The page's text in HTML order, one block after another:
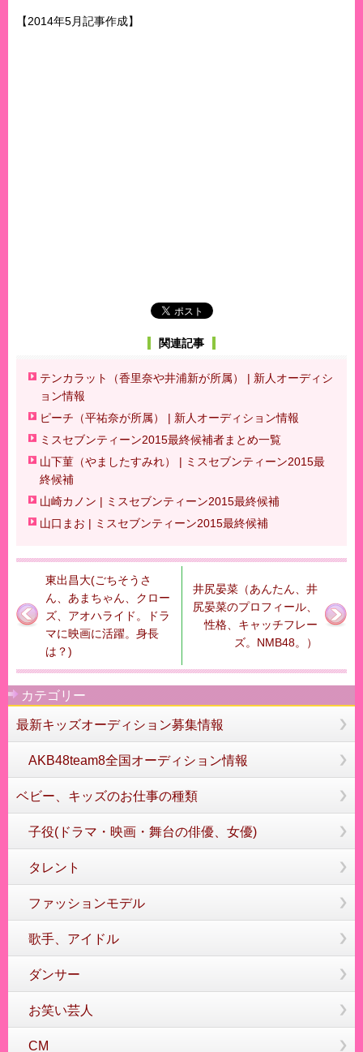
【2014年5月記事作成】
関連記事
テンカラット（香里奈や井浦新が所属） | 新人オーディシ
ョン情報
ピーチ（平祐奈が所属） | 新人オーディション情報
ミスセブンティーン2015最終候補者まとめ一覧
山下菫（やましたすみれ） | ミスセブンティーン2015最
終候補
山崎カノン | ミスセブンティーン2015最終候補
山口まお | ミスセブンティーン2015最終候補
東出昌大(ごちそうさ
ん、あまちゃん、クロー
ズ、アオハライド。ドラ
マに映画に活躍。身長
は？)
井尻晏菜（あんたん、井
尻晏菜のプロフィール、
性格、キャッチフレー
ズ。NMB48。）
カテゴリー
最新キッズオーディション募集情報
AKB48team8全国オーディション情報
ベビー、キッズのお仕事の種類
子役(ドラマ・映画・舞台の俳優、女優)
タレント
ファッションモデル
歌手、アイドル
ダンサー
お笑い芸人
CM